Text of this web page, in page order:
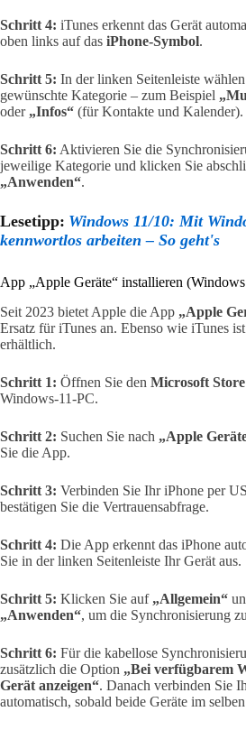
Schritt 4: iTunes erkennt das Gerät
oben links auf das iPhone-Symbol.
Schritt 5: In der linken Seitenleiste
gewünschte Kategorie – zum Beispiel
oder „Infos“ (für Kontakte und Kalender).
Schritt 6: Aktivieren Sie die
jeweilige Kategorie und klicken Sie
„Anwenden“.
Lesetipp: Windows 11/10: Mit
kennwortlos arbeiten – So geht's
App „Apple Geräte“ installieren
Seit 2023 bietet Apple die App „Apple
Ersatz für iTunes an. Ebenso wie iTunes
erhältlich.
Schritt 1: Öffnen Sie den Microsoft Store
Windows-11-PC.
Schritt 2: Suchen Sie nach „Apple
Sie die App.
Schritt 3: Verbinden Sie Ihr iPhone per
bestätigen Sie die Vertrauensabfrage.
Schritt 4: Die App erkennt das iPhone
Sie in der linken Seitenleiste Ihr Gerät aus.
Schritt 5: Klicken Sie auf „Allgemein“
„Anwenden“, um die Synchronisierung
Schritt 6: Für die kabellose
zusätzlich die Option „Bei verfügbarem
Gerät anzeigen“. Danach verbinden Sie
automatisch, sobald beide Geräte im